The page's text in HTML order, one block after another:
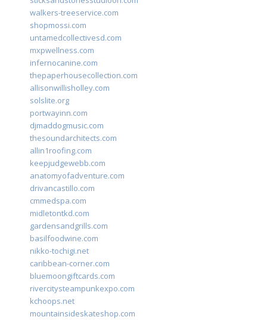
walkers-treeservice.com
shopmossi.com
untamedcollectivesd.com
mxpwellness.com
infernocanine.com
thepaperhousecollection.com
allisonwillisholley.com
solslite.org
portwayinn.com
djmaddogmusic.com
thesoundarchitects.com
allin1roofing.com
keepjudgewebb.com
anatomyofadventure.com
drivancastillo.com
cmmedspa.com
midletontkd.com
gardensandgrills.com
basilfoodwine.com
nikko-tochigi.net
caribbean-corner.com
bluemoongiftcards.com
rivercitysteampunkexpo.com
kchoops.net
mountainsideskateshop.com